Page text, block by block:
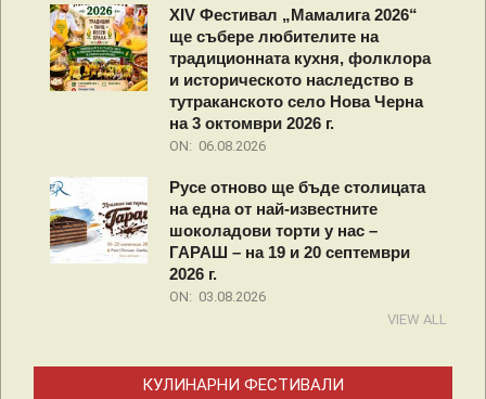
XIV Фестивал „Мамалига 2026“
ще събере любителите на
традиционната кухня, фолклора
и историческото наследство в
тутраканското село Нова Черна
на 3 октомври 2026 г.
ON: 06.08.2026
Русе отново ще бъде столицата
на една от най-известните
шоколадови торти у нас –
ГАРАШ – на 19 и 20 септември
2026 г.
ON: 03.08.2026
VIEW ALL
КУЛИНАРНИ ФЕСТИВАЛИ